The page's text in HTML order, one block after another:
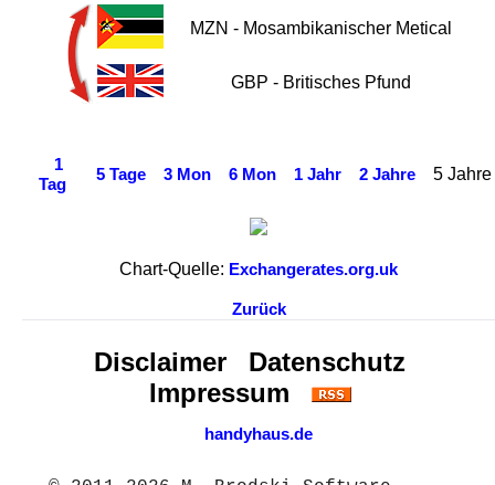
MZN - Mosambikanischer Metical
GBP - Britisches Pfund
1
Tag
5 Tage 3 Mon 6 Mon 1 Jahr 2 Jahre 5 Jahre
Chart-Quelle: Exchangerates.org.uk
Zurück
Disclaimer
Datenschutz
Impressum
handyhaus.de